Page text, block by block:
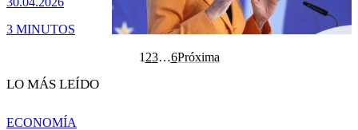
3 MINUTOS
1 23…6Próxima
LO MÁS LEÍDO
ECONOMÍA